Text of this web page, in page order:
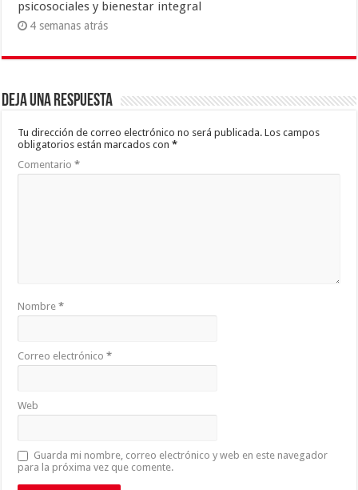
psicosociales y bienestar integral
4 semanas atrás
Deja una respuesta
Tu dirección de correo electrónico no será publicada. Los campos
obligatorios están marcados con*
Comentario*
Nombre*
Correo electrónico*
Web
Guarda mi nombre, correo electrónico y web en este navegador
para la próxima vez que comente.